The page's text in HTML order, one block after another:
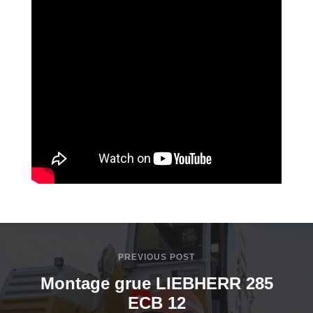
PREVIOUS POST
Montage grue LIEBHERR 285
ECB 12